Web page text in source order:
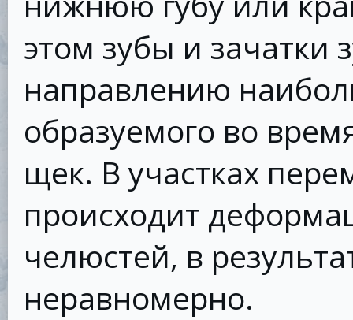
этом зубы и зачатки
направлению
образуемого во
щек. В участках
происходит
челюстей, в
неравномерно.